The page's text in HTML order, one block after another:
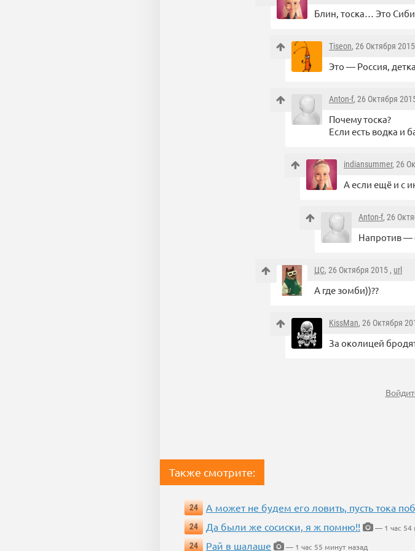
Блин, тоска… Это
Tiseon, 26 Октября
Это — Россия,
Anton-f, 26 Октября
Почему тоска?
Если есть водка и
indiansummer, 26
А если ещё и с
Anton-f, 26
Напротив —
ЦС, 26 Октября 2015 , url
А где зомби))??
KissMan, 26 Октября
За околицей
Также смотрите:
24 А может не будем его ловить, пусть тока
24
Да были же сосиски, я ж помню!!
— 1 час 54
24
Рай в шалаше — 1 час 55 минут назад